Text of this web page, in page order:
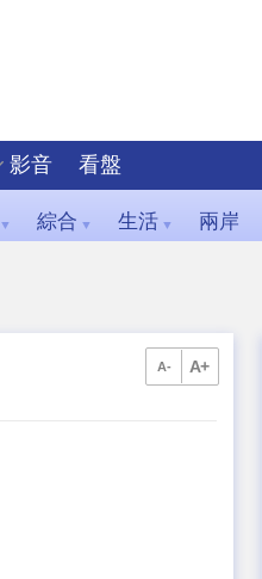
影音 看盤
▼ 綜合 ▼ 生活 ▼ 兩岸
A- A+